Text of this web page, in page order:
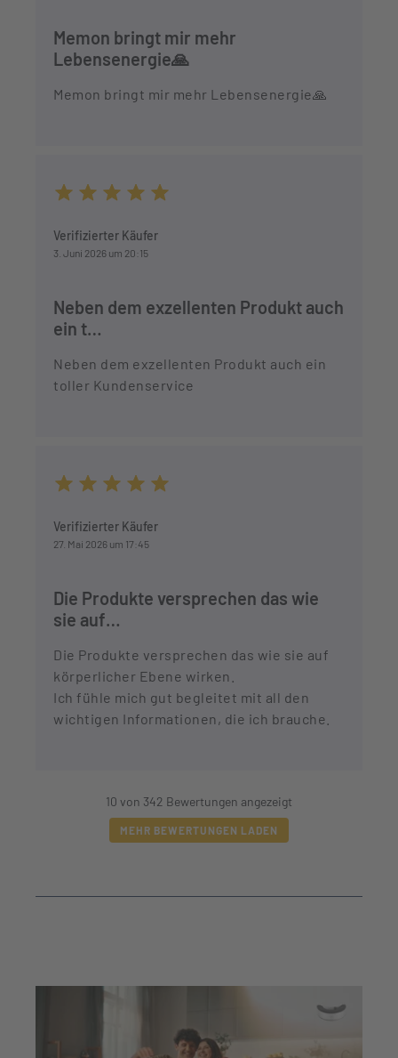
Memon bringt mir mehr
Lebensenergie🙏
Memon bringt mir mehr Lebensenergie🙏
Verifizierter Käufer
3. Juni 2026 um 20:15
Neben dem exzellenten Produkt auch
ein t…
Neben dem exzellenten Produkt auch ein
toller Kundenservice
Verifizierter Käufer
27. Mai 2026 um 17:45
Die Produkte versprechen das wie
sie auf…
Die Produkte versprechen das wie sie auf
körperlicher Ebene wirken.
Ich fühle mich gut begleitet mit all den
wichtigen Informationen, die ich brauche.
10 von 342 Bewertungen angezeigt
MEHR BEWERTUNGEN LADEN